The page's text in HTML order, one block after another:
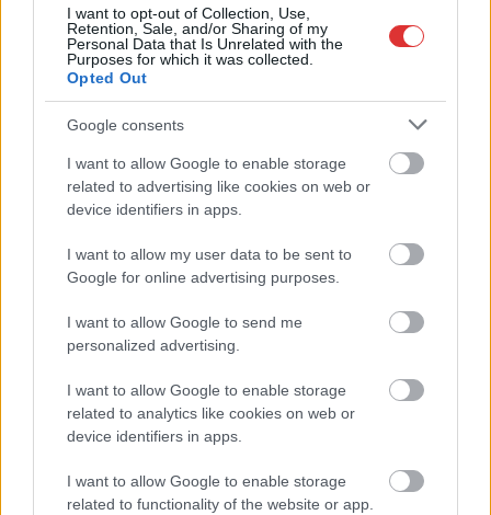
I want to opt-out of Collection, Use,
Retention, Sale, and/or Sharing of my
Personal Data that Is Unrelated with the
Purposes for which it was collected.
Opted Out
Google consents
I want to allow Google to enable storage
related to advertising like cookies on web or
device identifiers in apps.
I want to allow my user data to be sent to
Google for online advertising purposes.
I want to allow Google to send me
personalized advertising.
I want to allow Google to enable storage
related to analytics like cookies on web or
device identifiers in apps.
I want to allow Google to enable storage
related to functionality of the website or app.
Hírlevél feliratkozás
Adja meg keresztnevét:
Adja
Megismertem és elfogadom aGDPR-szabályzatot
Nem szeretne lemaradni semmiről? Csak egy kattintás, és hírlevelünk a
legfrissebb információkkal és exkluzív tartalmakkal hétről hétre